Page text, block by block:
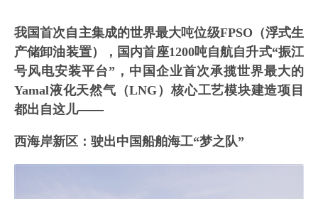
我国首次自主集成的世界最大吨位级FPSO（浮式生
产储卸油装置），国内首座1200吨自航自升式“振江
号风电安装平台”，中国企业首次承揽世界最大的
Yamal液化天然气（LNG）核心工艺模块建造项目
都出自这儿——
西海岸新区：驶出中国船舶海工“梦之队”